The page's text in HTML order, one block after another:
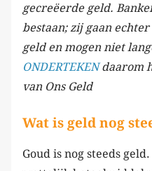
gecreëerde geld.
bestaan; zij gaan
geld en mogen niet
ONDERTEKENdaarom
van Ons Geld
Wat is geld nog
Goud is nog steeds